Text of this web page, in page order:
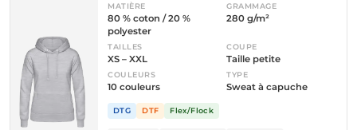
MATIÈRE
80 % coton / 20 %
polyester
GRAMMAGE
280 g/m²
TAILLES
XS – XXL
COUPE
Taille petite
COULEURS
10 couleurs
TYPE
Sweat à capuche
DTG DTF Flex/Flock